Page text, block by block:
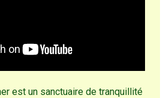
est un sanctuaire de tranquillité